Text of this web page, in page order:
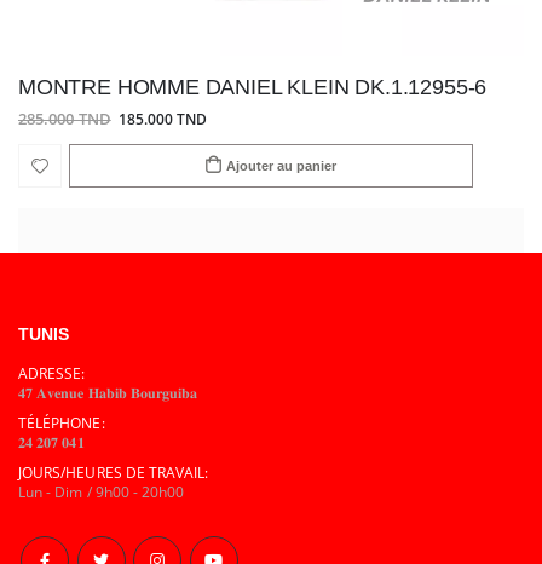
MONTRE HOMME DANIEL KLEIN DK.1.12955-6
285.000 TND 185.000 TND
Ajouter au panier
TUNIS
ADRESSE:
𝟒𝟕 𝐀𝐯𝐞𝐧𝐮𝐞 𝐇𝐚𝐛𝐢𝐛 𝐁𝐨𝐮𝐫𝐠𝐮𝐢𝐛𝐚
TÉLÉPHONE:
𝟐𝟒 𝟐𝟎𝟕 𝟎𝟒𝟏
JOURS/HEURES DE TRAVAIL:
Lun - Dim / 9h00 - 20h00